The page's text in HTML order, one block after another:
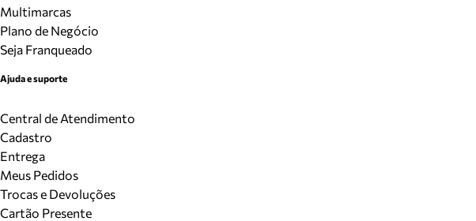
Multimarcas
Plano de Negócio
Seja Franqueado
Ajuda e suporte
Central de Atendimento
Cadastro
Entrega
Meus Pedidos
Trocas e Devoluções
Cartão Presente